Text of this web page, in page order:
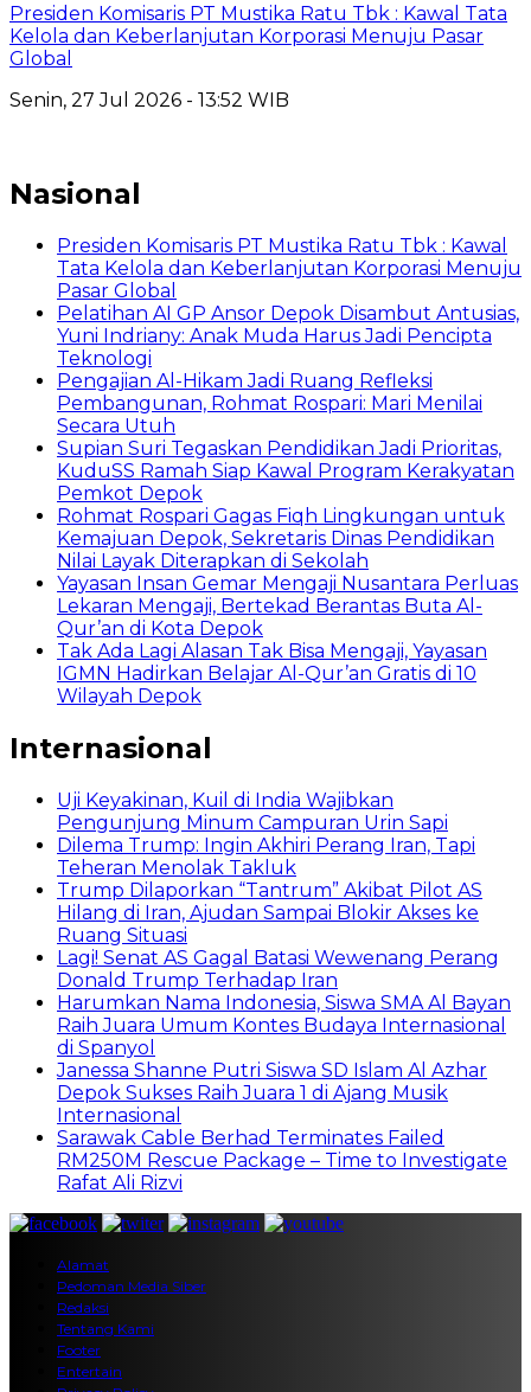
Presiden Komisaris PT Mustika Ratu Tbk : Kawal Tata
Kelola dan Keberlanjutan Korporasi Menuju Pasar
Global
Senin, 27 Jul 2026 - 13:52 WIB
Nasional
Presiden Komisaris PT Mustika Ratu Tbk : Kawal
Tata Kelola dan Keberlanjutan Korporasi Menuju
Pasar Global
Pelatihan AI GP Ansor Depok Disambut Antusias,
Yuni Indriany: Anak Muda Harus Jadi Pencipta
Teknologi
Pengajian Al-Hikam Jadi Ruang Refleksi
Pembangunan, Rohmat Rospari: Mari Menilai
Secara Utuh
Supian Suri Tegaskan Pendidikan Jadi Prioritas,
KuduSS Ramah Siap Kawal Program Kerakyatan
Pemkot Depok
Rohmat Rospari Gagas Fiqh Lingkungan untuk
Kemajuan Depok, Sekretaris Dinas Pendidikan
Nilai Layak Diterapkan di Sekolah
Yayasan Insan Gemar Mengaji Nusantara Perluas
Lekaran Mengaji, Bertekad Berantas Buta Al-
Qur’an di Kota Depok
Tak Ada Lagi Alasan Tak Bisa Mengaji, Yayasan
IGMN Hadirkan Belajar Al-Qur’an Gratis di 10
Wilayah Depok
Internasional
Uji Keyakinan, Kuil di India Wajibkan
Pengunjung Minum Campuran Urin Sapi
Dilema Trump: Ingin Akhiri Perang Iran, Tapi
Teheran Menolak Takluk
Trump Dilaporkan “Tantrum” Akibat Pilot AS
Hilang di Iran, Ajudan Sampai Blokir Akses ke
Ruang Situasi
Lagi! Senat AS Gagal Batasi Wewenang Perang
Donald Trump Terhadap Iran
Harumkan Nama Indonesia, Siswa SMA Al Bayan
Raih Juara Umum Kontes Budaya Internasional
di Spanyol
Janessa Shanne Putri Siswa SD Islam Al Azhar
Depok Sukses Raih Juara 1 di Ajang Musik
Internasional
Sarawak Cable Berhad Terminates Failed
RM250M Rescue Package – Time to Investigate
Rafat Ali Rizvi
Alamat
Pedoman Media Siber
Redaksi
Tentang Kami
Footer
Entertain